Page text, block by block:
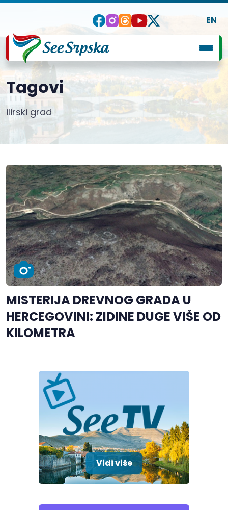
EN
Tagovi
ilirski grad
MISTERIJA DREVNOG GRADA U
HERCEGOVINI: ZIDINE DUGE VIŠE OD
KILOMETRA
Vidi više